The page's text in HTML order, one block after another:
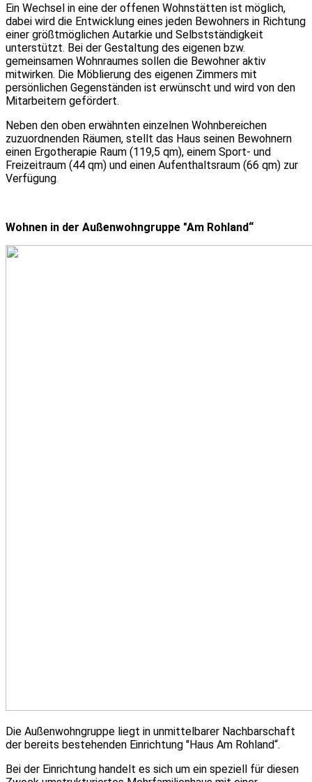
Ein Wechsel in eine der offenen Wohnstätten ist möglich,
dabei wird die Entwicklung eines jeden Bewohners in Richtung
einer größtmöglichen Autarkie und Selbstständigkeit
unterstützt. Bei der Gestaltung des eigenen bzw.
gemeinsamen Wohnraumes sollen die Bewohner aktiv
mitwirken. Die Möblierung des eigenen Zimmers mit
persönlichen Gegenständen ist erwünscht und wird von den
Mitarbeitern gefördert.
Neben den oben erwähnten einzelnen Wohnbereichen
zuzuordnenden Räumen, stellt das Haus seinen Bewohnern
einen Ergotherapie Raum (119,5 qm), einem Sport- und
Freizeitraum (44 qm) und einen Aufenthaltsraum (66 qm) zur
Verfügung.
Wohnen in der Außenwohngruppe ″Am Rohland“
Die Außenwohngruppe liegt in unmittelbarer Nachbarschaft
der bereits bestehenden Einrichtung ″Haus Am Rohland“.
Bei der Einrichtung handelt es sich um ein speziell für diesen